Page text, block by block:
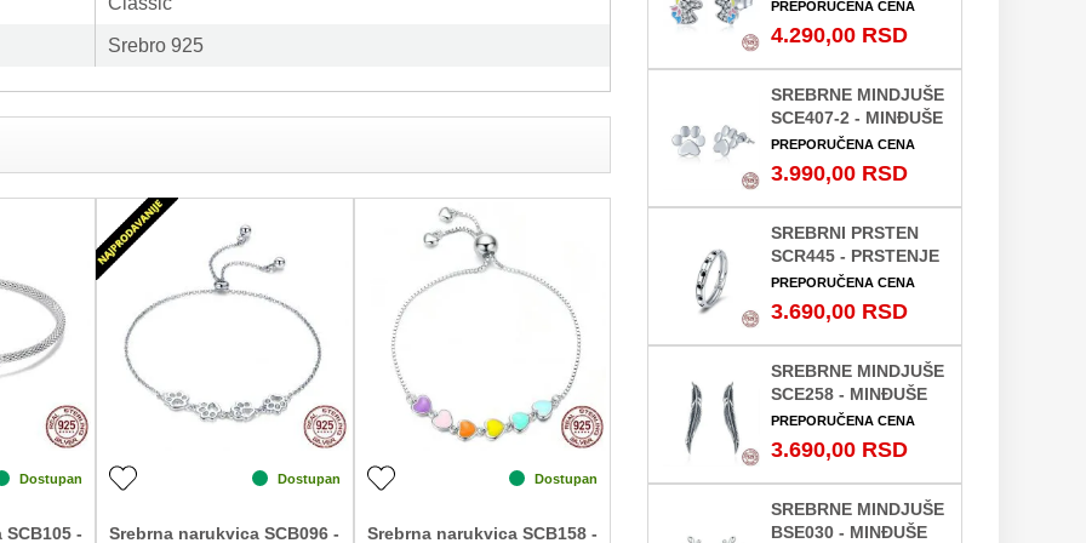
Srebro 925
Agera D.O.O.
PRC
Zagarantovana sva prava kupaca po osnovu zakona o
zaštiti potrošača
internet sajt. Agera srebrni nakit, je Internet prodavnica.
, telefonom ili sms-om.
firme160-505216-53 uplatnicom, e-bankingom ili m-bankingom.
u roku od 14 dana.
SE NE SVIDI?
Dostupan
-
Dostupan
Srebrna narukvica SCB096 -
Dostupan
Srebrna narukvica SCB158 -
PREPORUČENA CENA
4.290,00 RSD
SREBRNE MINDJUŠE
SCE407-2 - MINĐUŠE
PREPORUČENA CENA
3.990,00 RSD
SREBRNI PRSTEN
SCR445 - PRSTENJE
PREPORUČENA CENA
3.690,00 RSD
SREBRNE MINDJUŠE
SCE258 - MINĐUŠE
PREPORUČENA CENA
3.690,00 RSD
SREBRNE MINDJUŠE
BSE030 - MINĐUŠE